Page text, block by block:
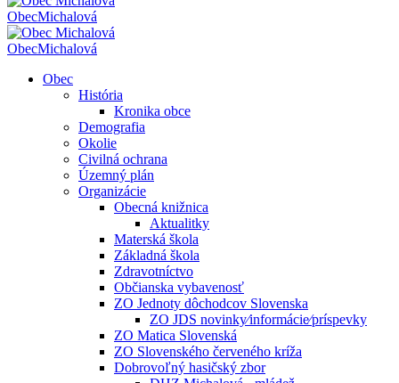
ObecMichalová
ObecMichalová
Obec
História
Kronika obce
Demografia
Okolie
Civilná ochrana
Územný plán
Organizácie
Obecná knižnica
Aktualitky
Materská škola
Základná škola
Zdravotníctvo
Občianska vybavenosť
ZO Jednoty dôchodcov Slovenska
ZO JDS novinky⁄informácie⁄príspevky
ZO Matica Slovenská
ZO Slovenského červeného kríža
Dobrovoľný hasičský zbor